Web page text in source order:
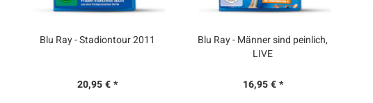
Blu Ray - Stadiontour 2011
20,95 € *
Blu Ray - Männer sind peinlich,
LIVE
16,95 € *